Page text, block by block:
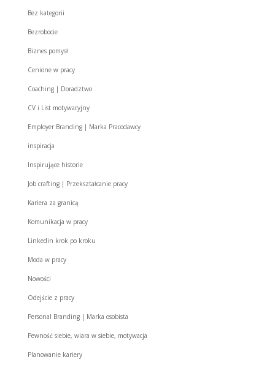
Bez kategorii
Bezrobocie
Biznes pomysł
Cenione w pracy
Coaching | Doradztwo
CV i List motywacyjny
Employer Branding | Marka Pracodawcy
inspiracja
Inspirujące historie
Job crafting | Przekształcanie pracy
Kariera za granicą
Komunikacja w pracy
Linkedin krok po kroku
Moda w pracy
Nowości
Odejście z pracy
Personal Branding | Marka osobista
Pewność siebie, wiara w siebie, motywacja
Planowanie kariery